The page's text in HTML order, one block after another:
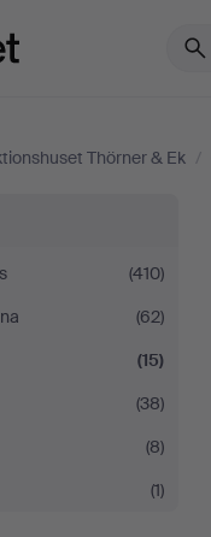
Thörner & Ek /
(410)
(62)
(15)
(38)
(8)
(1)